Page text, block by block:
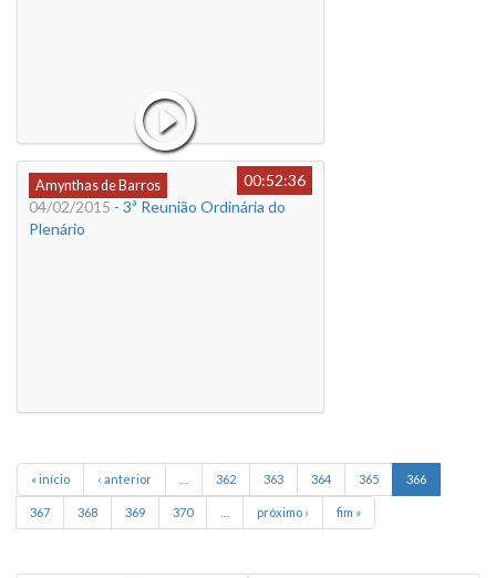
Amynthas de Barros
00:52:36
04/02/2015 - 3ª Reunião Ordinária do
Plenário
« início ‹ anterior 362 363 364 365 366
367 368 369 370 próximo › fim »